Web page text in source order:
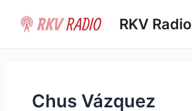
contenido
RKV Radio
Chus Vázquez